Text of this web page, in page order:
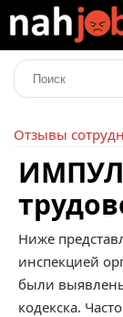
Отзывы
Ниже
инспекцией
были
кодекска.